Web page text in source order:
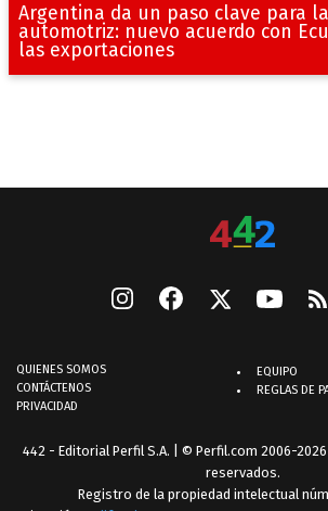
Argentina da un paso clave para
automotriz: nuevo acuerdo con
las exportaciones
QUIENES SOMOS
CONTÁCTENOS
PRIVACIDAD
EQUIPO
REGLAS DE
442 - Editorial Perfil S.A. | © Perfil.com 2006-
reservados.
Registro de la propiedad intelectual